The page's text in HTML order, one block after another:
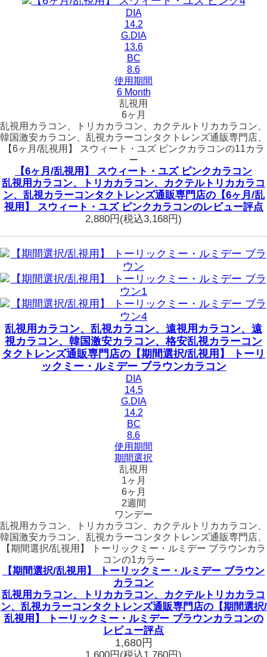
DIA
14.2
G.DIA
13.6
BC
8.6
使用期間
6 Month
乱視用
6ヶ月
乱視用カラコン、トリカカラコン、カクテルトリカカラコン、
韓国激安カラコン、乱視カラーコンタクトレンズ通販専門店、
【6ヶ月/乱視用】 スウィート・ユズ ピンクカラコンの11カラ
ー
【6ヶ月/乱視用】 スウィート・ユズ ピンクカラコン
乱視用カラコン、トリカカラコン、カクテルトリカカラコ
ン、乱視カラーコンタクトレンズ通販専門店の【6ヶ月/乱
視用】 スウィート・ユズ ピンクカラコンのレビュー評点
2,880円 (税込3,168円)
乱視用カラコン、乱視カラコン、遠視用カラコン、遠
視カラコン、韓国激安カラコン、格安乱視カラーコン
タクトレンズ通販専門店の【期間選択/乱視用】 トーリ
ックミー・ルミデー ブラウンカラコン
DIA
14.5
G.DIA
14.2
BC
8.6
使用期間
期間選択
乱視用
1ヶ月
6ヶ月
2週間
ワンデー
乱視用カラコン、トリカカラコン、カクテルトリカカラコン、
韓国激安カラコン、乱視カラーコンタクトレンズ通販専門店、
【期間選択/乱視用】 トーリックミー・ルミデー ブラウンカラ
コンの1カラー
【期間選択/乱視用】 トーリックミー・ルミデー ブラウン
カラコン
乱視用カラコン、トリカカラコン、カクテルトリカカラコ
ン、乱視カラーコンタクトレンズ通販専門店の【期間選択/
乱視用】 トーリックミー・ルミデー ブラウンカラコンの
レビュー評点
1,680円
1,600円 (税込1,760円)